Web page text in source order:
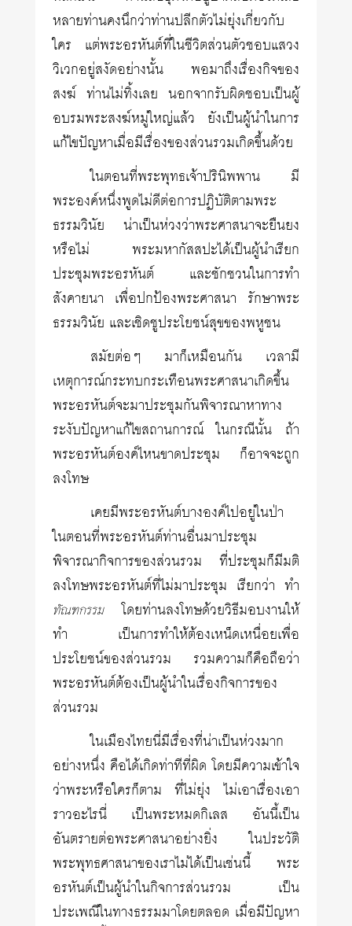
หลายท่านคงนึกว่าท่านปลีกตัวไม่ยุ่งเกี่ยวกับ
ใคร แต่พระอรหันต์ที่ในชีวิตส่วนตัวชอบแสวง
วิเวกอยู่สงัดอย่างนั้น พอมาถึงเรื่องกิจของ
สงฆ์ ท่านไม่ทิ้งเลย นอกจากรับผิดชอบเป็นผู้
อบรมพระสงฆ์หมู่ใหญ่แล้ว ยังเป็นผู้นำในการ
แก้ไขปัญหาเมื่อมีเรื่องของส่วนรวมเกิดขึ้นด้วย
ในตอนที่พระพุทธเจ้าปรินิพพาน มี
พระองค์หนึ่งพูดไม่ดีต่อการปฏิบัติตามพระ
ธรรมวินัย น่าเป็นห่วงว่าพระศาสนาจะยืนยง
หรือไม่ พระมหากัสสปะได้เป็นผู้นำเรียก
ประชุมพระอรหันต์ และชักชวนในการทำ
สังคายนา เพื่อปกป้องพระศาสนา รักษาพระ
ธรรมวินัย และเชิดชูประโยชน์สุขของพหูชน
สมัยต่อๆ มาก็เหมือนกัน เวลามี
เหตุการณ์กระทบกระเทือนพระศาสนาเกิดขึ้น
พระอรหันต์จะมาประชุมกันพิจารณาหาทาง
ระงับปัญหาแก้ไขสถานการณ์ ในกรณีนั้น ถ้า
พระอรหันต์องค์ไหนขาดประชุม ก็อาจจะถูก
ลงโทษ
เคยมีพระอรหันต์บางองค์ไปอยู่ในป่า
ในตอนที่พระอรหันต์ท่านอื่นมาประชุม
พิจารณากิจการของส่วนรวม ที่ประชุมก็มีมติ
ลงโทษพระอรหันต์ที่ไม่มาประชุม เรียกว่า ทำ
ทัณฑกรรมโดยท่านลงโทษด้วยวิธีมอบงานให้
ทำ เป็นการทำให้ต้องเหน็ดเหนื่อยเพื่อ
ประโยชน์ของส่วนรวม รวมความก็คือถือว่า
พระอรหันต์ต้องเป็นผู้นำในเรื่องกิจการของ
ส่วนรวม
ในเมืองไทยนี่มีเรื่องที่น่าเป็นห่วงมาก
อย่างหนึ่ง คือได้เกิดท่าทีที่ผิด โดยมีความเข้าใจ
ว่าพระหรือใครก็ตาม ที่ไม่ยุ่ง ไม่เอาเรื่องเอา
ราวอะไรนี่ เป็นพระหมดกิเลส อันนี้เป็น
อันตรายต่อพระศาสนาอย่างยิ่ง ในประวัติ
พระพุทธศาสนาของเราไม่ได้เป็นเช่นนี้ พระ
อรหันต์เป็นผู้นำในกิจการส่วนรวม เป็น
ประเพณีในทางธรรมมาโดยตลอด เมื่อมีปัญหา